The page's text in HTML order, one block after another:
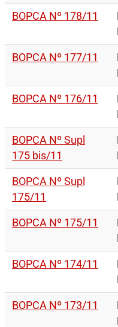
BOPCA Nº 178/11
BOPCA Nº 177/11
BOPCA Nº 176/11
BOPCA Nº Supl
175 bis/11
BOPCA Nº Supl
175/11
BOPCA Nº 175/11
BOPCA Nº 174/11
BOPCA Nº 173/11